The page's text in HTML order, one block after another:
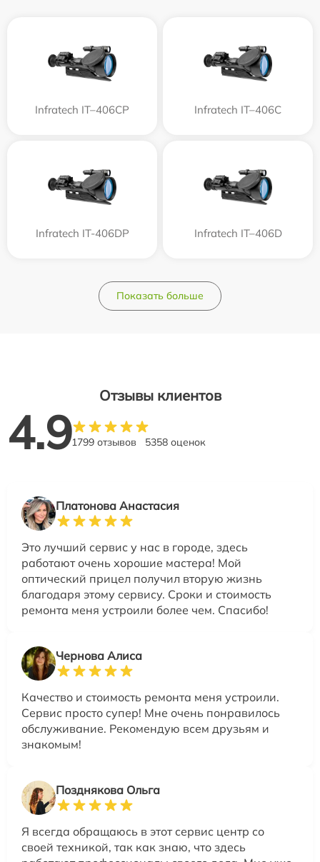
Infratech IT–406СP Infratech IT–406С
Infratech IT-406DP Infratech IT–406D
Показать больше
Отзывы клиентов
4.91799 отзывов 5358 оценок
Платонова Анастасия
Это лучший сервис у нас в городе, здесь
работают очень хорошие мастера! Мой
оптический прицел получил вторую жизнь
благодаря этому сервису. Сроки и стоимость
ремонта меня устроили более чем. Спасибо!
Чернова Алиса
Качество и стоимость ремонта меня устроили.
Сервис просто супер! Мне очень понравилось
обслуживание. Рекомендую всем друзьям и
знакомым!
Позднякова Ольга
Я всегда обращаюсь в этот сервис центр со
своей техникой, так как знаю, что здесь